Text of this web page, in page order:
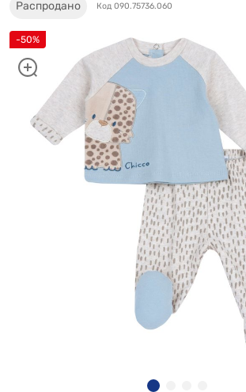
-50%
Распродано Код 090.75736.060